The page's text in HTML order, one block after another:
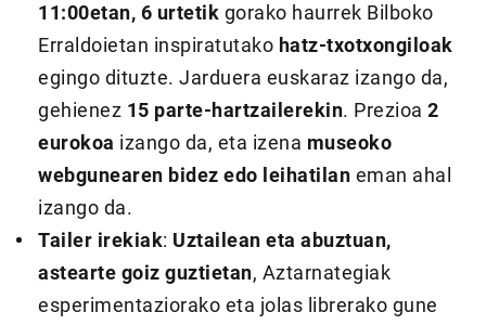
11:00etan, 6 urtetik gorako haurrek Bilboko
Erraldoietan inspiratutako hatz-txotxongiloak
egingo dituzte. Jarduera euskaraz izango da,
gehienez 15 parte-hartzailerekin. Prezioa2
eurokoa izango da, eta izena museoko
webgunearen bidez edo leihatilan eman ahal
izango da.
Tailer irekiak: Uztailean eta abuztuan,
astearte goiz guztietan, Aztarnategiak
esperimentaziorako eta jolas librerako gune